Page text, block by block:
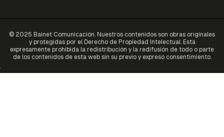
© 2025 Bainet Comunicación. Nuestros contenidos son obras originales
y protegidas por el Derecho de Propiedad Intelectual. Está
expresamente prohibida la redistribución y la redifusión de todo o parte
de los contenidos de esta web sin su previo y expreso consentimiento.